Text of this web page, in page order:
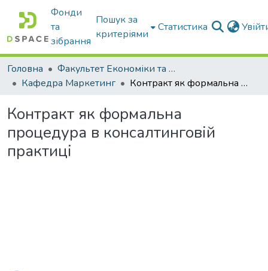
Фонди
та
зібрання
Пошук за
критеріями
Статистика
Головна
Факультет Економіки та бізнесу
Кафедра Маркетинг
Контракт як формальна процедура в консалтинговій практиці
Контракт як формальна
процедура в консалтинговій
практиці